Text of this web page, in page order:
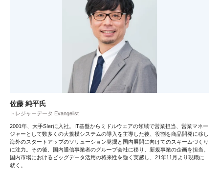
佐藤 純平氏
トレジャーデータ Evangelist
2001年、大手SIerに入社。IT基盤からミドルウェアの領域で営業担当、営業マネー
ジャーとして数多くの大規模システムの導入を主導した後、役割を商品開発に移し
海外のスタートアップのソリューション発掘と国内展開に向けてのスキームづくり
に注力。その後、国内通信事業者のグループ会社に移り、新規事業の企画を担当。
国内市場におけるビッグデータ活用の将来性を強く実感し、21年11月より現職に
就く。